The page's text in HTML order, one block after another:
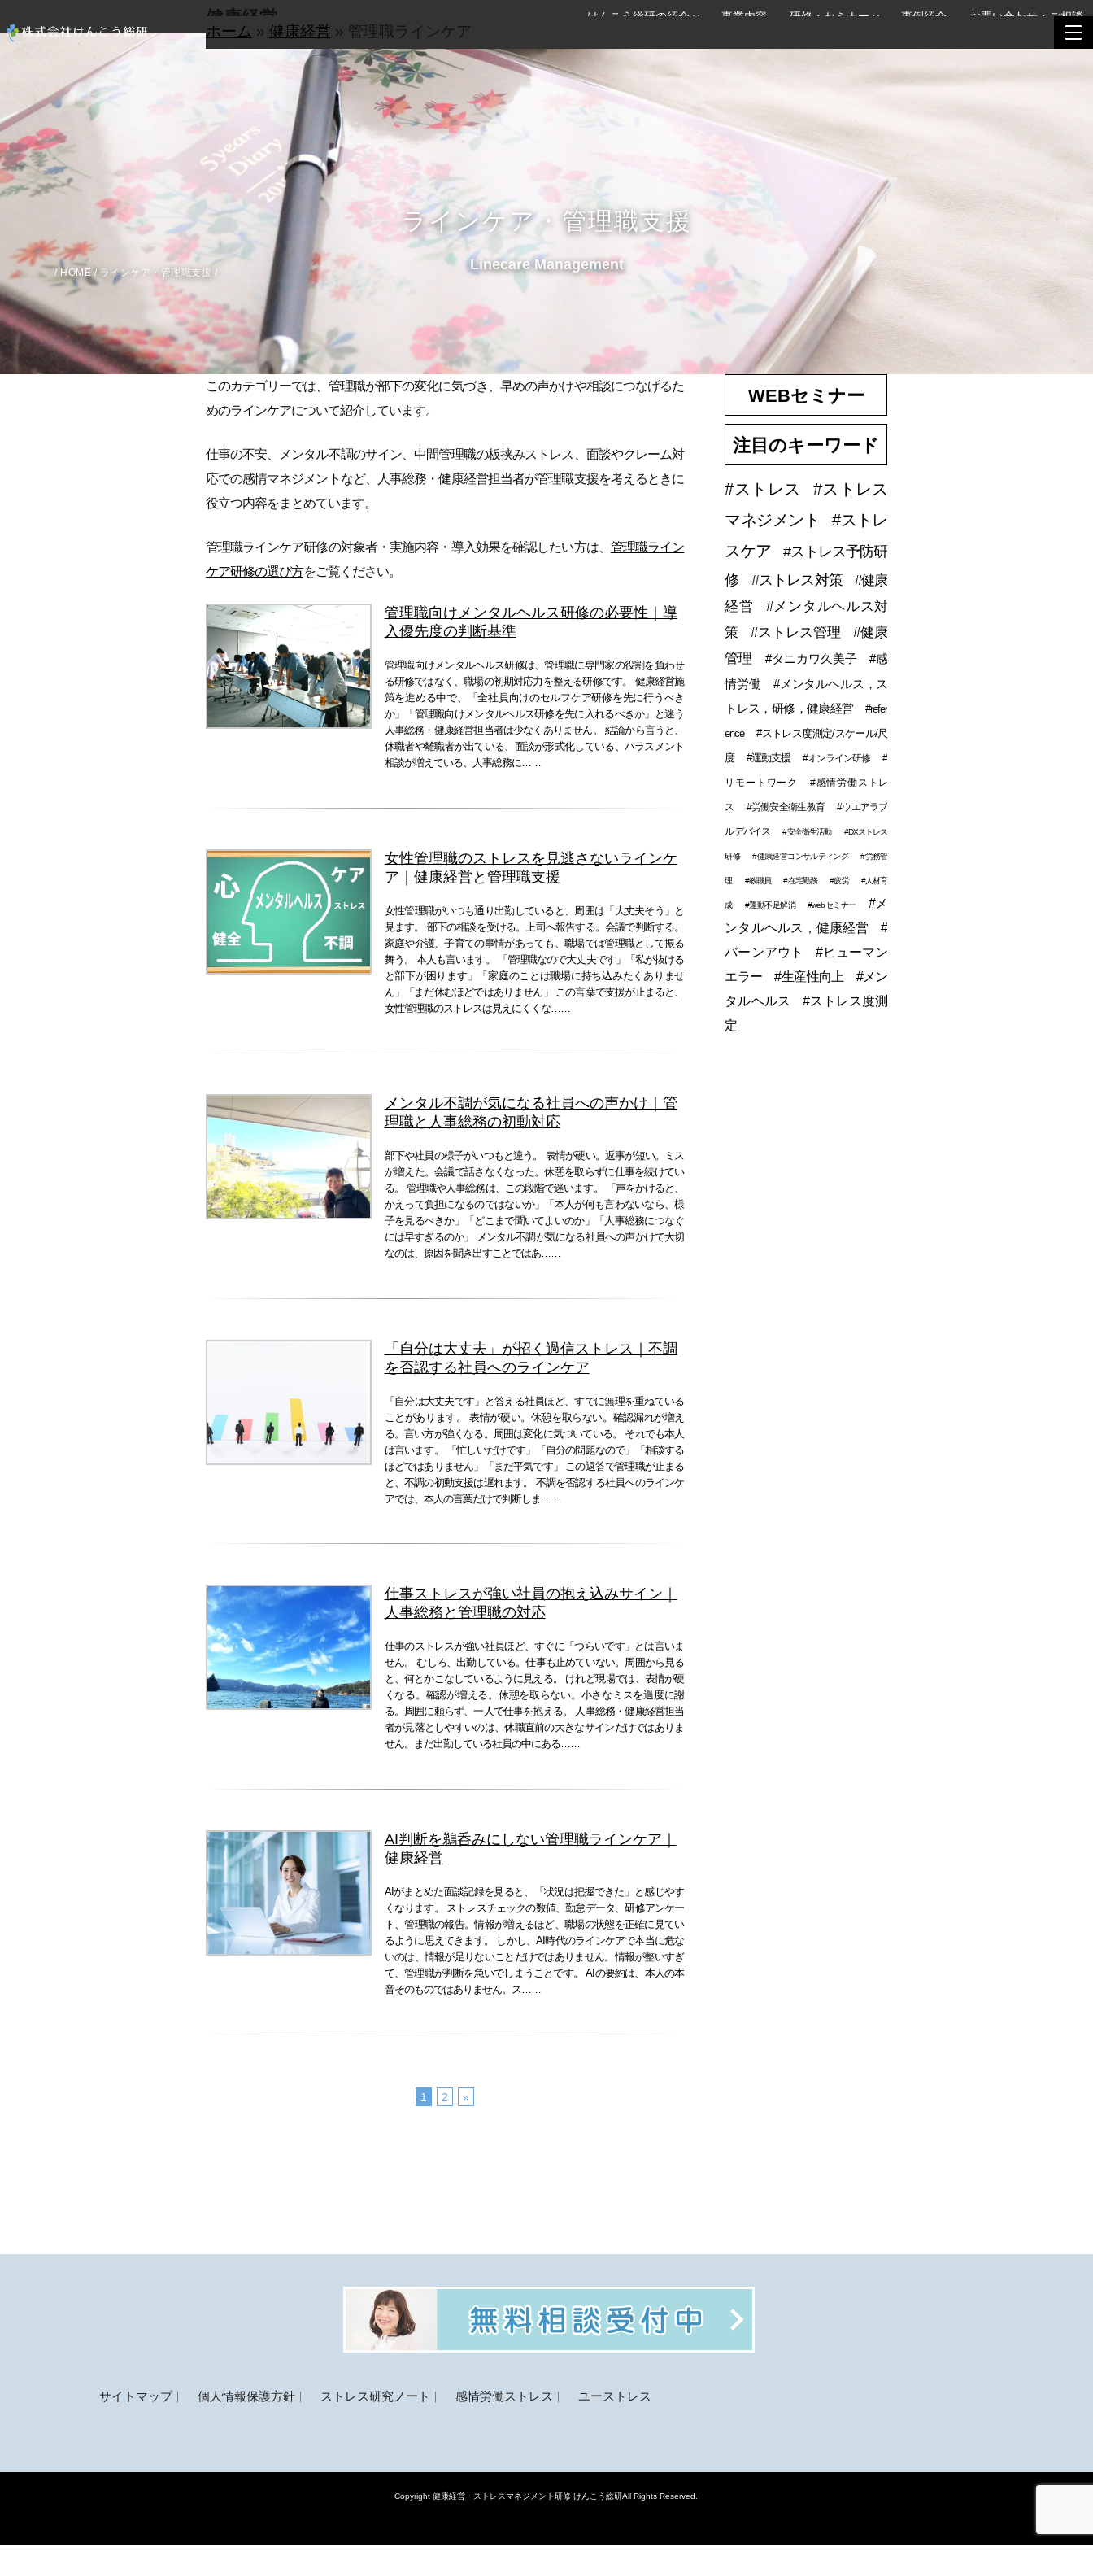
けんこう総研の紹介 事業内容 研修・セミナー 事例紹介 お問い合わせ・ご相談
ラインケア・管理職支援
Linecare Management
/ HOME / ラインケア・管理職支援 /
健康経営
ホーム » 健康経営 » 管理職ラインケア
このカテゴリーでは、管理職が部下の変化に気づき、早めの声かけや相談につなげるた
めのラインケアについて紹介しています。
仕事の不安、メンタル不調のサイン、中間管理職の板挟みストレス、面談やクレーム対
応での感情マネジメントなど、人事総務・健康経営担当者が管理職支援を考えるときに
役立つ内容をまとめています。
管理職ラインケア研修の対象者・実施内容・導入効果を確認したい方は、 管理職ライン
ケア研修の選び方をご覧ください。
管理職向けメンタルヘルス研修の必要性｜導
入優先度の判断基準
管理職向けメンタルヘルス研修は、管理職に専門家の役割を負わせ
る研修ではなく、職場の初期対応力を整える研修です。 健康経営施
策を進める中で、「全社員向けのセルフケア研修を先に行うべき
か」「管理職向けメンタルヘルス研修を先に入れるべきか」と迷う
人事総務・健康経営担当者は少なくありません。 結論から言うと、
休職者や離職者が出ている、面談が形式化している、ハラスメント
相談が増えている、人事総務に……
女性管理職のストレスを見逃さないラインケ
ア｜健康経営と管理職支援
女性管理職がいつも通り出勤していると、周囲は「大丈夫そう」と
見ます。 部下の相談を受ける。上司へ報告する。会議で判断する。
家庭や介護、子育ての事情があっても、職場では管理職として振る
舞う。 本人も言います。 「管理職なので大丈夫です」「私が抜ける
と部下が困ります」「家庭のことは職場に持ち込みたくありませ
ん」「まだ休むほどではありません」 この言葉で支援が止まると、
女性管理職のストレスは見えにくくな……
メンタル不調が気になる社員への声かけ｜管
理職と人事総務の初動対応
部下や社員の様子がいつもと違う。 表情が硬い。返事が短い。ミス
が増えた。会議で話さなくなった。休憩を取らずに仕事を続けてい
る。 管理職や人事総務は、この段階で迷います。 「声をかけると、
かえって負担になるのではないか」「本人が何も言わないなら、様
子を見るべきか」「どこまで聞いてよいのか」「人事総務につなぐ
には早すぎるのか」 メンタル不調が気になる社員への声かけで大切
なのは、原因を聞き出すことではあ……
「自分は大丈夫」が招く過信ストレス｜不調
を否認する社員へのラインケア
「自分は大丈夫です」と答える社員ほど、すでに無理を重ねている
ことがあります。 表情が硬い。休憩を取らない。確認漏れが増え
る。言い方が強くなる。周囲は変化に気づいている。 それでも本人
は言います。 「忙しいだけです」「自分の問題なので」「相談する
ほどではありません」「まだ平気です」 この返答で管理職が止まる
と、不調の初動支援は遅れます。 不調を否認する社員へのラインケ
アでは、本人の言葉だけで判断しま……
仕事ストレスが強い社員の抱え込みサイン｜
人事総務と管理職の対応
仕事のストレスが強い社員ほど、すぐに「つらいです」とは言いま
せん。 むしろ、出勤している。仕事も止めていない。周囲から見る
と、何とかこなしているように見える。 けれど現場では、表情が硬
くなる。確認が増える。休憩を取らない。小さなミスを過度に謝
る。周囲に頼らず、一人で仕事を抱える。 人事総務・健康経営担当
者が見落としやすいのは、休職直前の大きなサインだけではありま
せん。まだ出勤している社員の中にある……
AI判断を鵜呑みにしない管理職ラインケア｜
健康経営
AIがまとめた面談記録を見ると、「状況は把握できた」と感じやす
くなります。 ストレスチェックの数値、勤怠データ、研修アンケー
ト、管理職の報告。情報が増えるほど、職場の状態を正確に見てい
るように思えてきます。 しかし、AI時代のラインケアで本当に危な
いのは、情報が足りないことだけではありません。情報が整いすぎ
て、管理職が判断を急いでしまうことです。 AIの要約は、本人の本
音そのものではありません。ス……
1 2 »
WEBセミナー
注目のキーワード
#ストレス
#ストレス
マネジメント
#ストレ
スケア
#ストレス予防研
修
#ストレス対策
#健康
経営
#メンタルヘルス対
策
#ストレス管理
#健康
管理
#タニカワ久美子
#感
情労働
#メンタルヘルス，ス
トレス，研修，健康経営
#refer
ence
#ストレス度測定/スケール/尺
度
#運動支援 #オンライン研修 #
リモートワーク #感情労働ストレ
ス #労働安全衛生教育 #ウエアラブ
ルデバイス #安全衛生活動 #DXストレス
研修 #健康経営コンサルティング #労務管
理 #教職員 #在宅勤務 #疲労 #人材育
成 #運動不足解消 #webセミナー
#メ
ンタルヘルス，健康経営
#
バーンアウト
#ヒューマン
エラー
#生産性向上
#メン
タルヘルス
#ストレス度測
定
サイトマップ 個人情報保護方針 ストレス研究ノート 感情労働ストレス ユーストレス
Copyright健康経営・ストレスマネジメント研修 けんこう総研All Rights Reserved.